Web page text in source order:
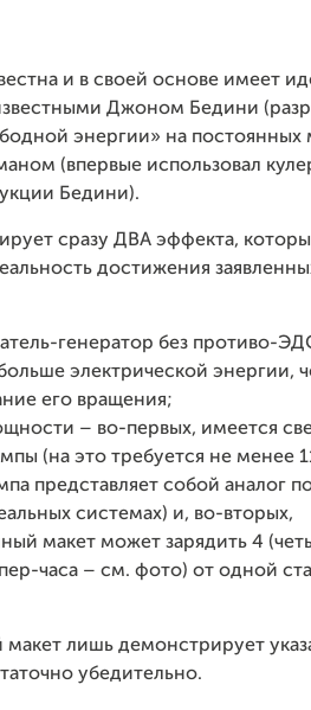
и в своей основе имеет
Джоном Бедини
энергии» на постоянных
(впервые использовал
Бедини).
сразу ДВА эффекта,
достижения
генератор без противо-
электрической энергии,
его вращения;
– во-первых, имеется
(на это требуется не менее
представляет собой аналог
системах) и, во-вторых,
макет может зарядить 4
часа – см. фото) от одной
макет лишь демонстрирует
убедительно.